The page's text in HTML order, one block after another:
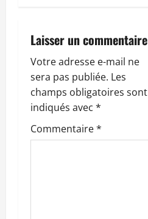
d
’
a
r
Laisser un commentaire
Votre adresse e-mail ne
sera pas publiée. Les
champs obligatoires sont
indiqués avec *
Commentaire*